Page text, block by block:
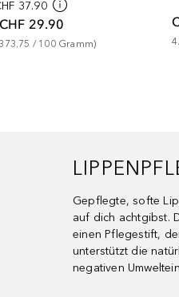
37.90
CHF 29.90
/ 100 Gramm)
Gepflegte, softe
auf dich achtgibst.
einen Pflegestift,
unterstützt die
negativen